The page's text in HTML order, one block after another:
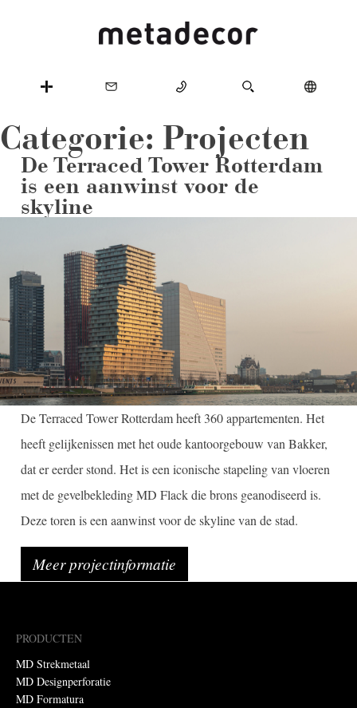
Categorie: Projecten
De Terraced Tower Rotterdam
is een aanwinst voor de
skyline
De Terraced Tower Rotterdam heeft 360 appartementen. Het
heeft gelijkenissen met het oude kantoorgebouw van Bakker,
dat er eerder stond. Het is een iconische stapeling van vloeren
met de gevelbekleding MD Flack die brons geanodiseerd is.
Deze toren is een aanwinst voor de skyline van de stad.
Meer projectinformatie
PRODUCTEN
MD Strekmetaal
MD Designperforatie
MD Formatura